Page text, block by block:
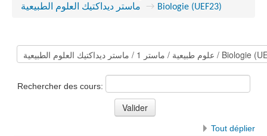
→ Biologie (UEF23)
Rechercher des cours:
Tout déplier